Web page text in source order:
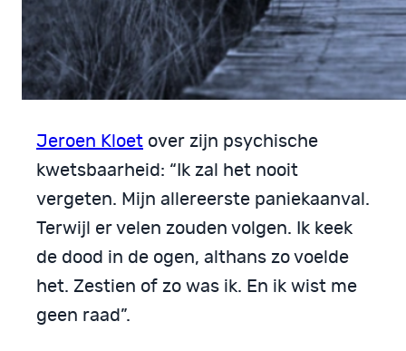
Jeroen Kloet over zijn psychische
kwetsbaarheid: “Ik zal het nooit
vergeten. Mijn allereerste paniekaanval.
Terwijl er velen zouden volgen. Ik keek
de dood in de ogen, althans zo voelde
het. Zestien of zo was ik. En ik wist me
geen raad”.